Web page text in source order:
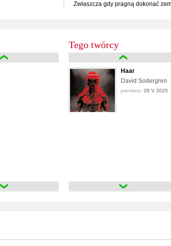
Zwłaszcza gdy pragną dokonać
Tego twórcy
Haar
David Sodergren
premiera: 28 V 2025